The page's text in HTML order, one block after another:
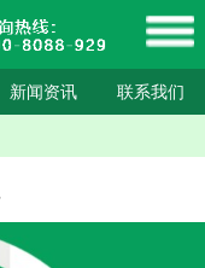
新闻资讯 联系我们